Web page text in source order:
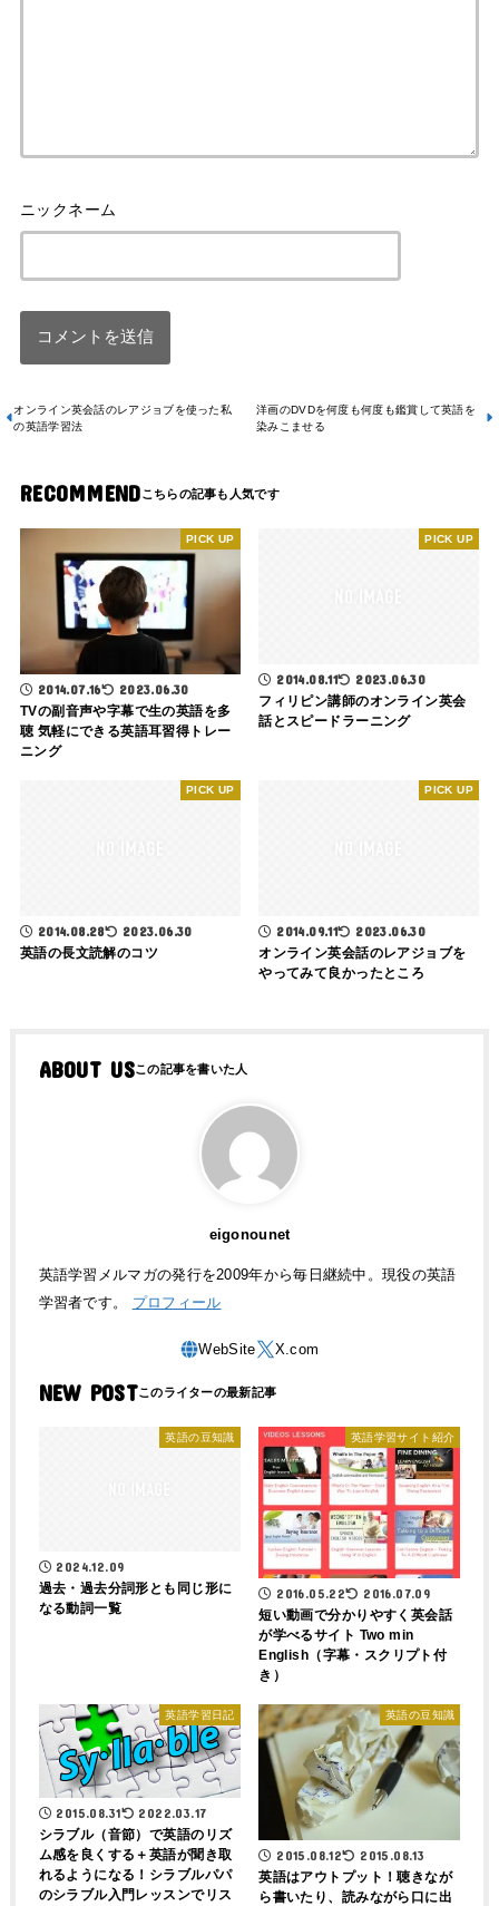
オンライン英会話のレアジョブを使った私
の英語学習法
洋画のDVDを何度も何度も鑑賞して英語を
染みこませる
RECOMMEND
2014.07.16 2023.06.30
TVの副音声や字幕で生の英語を多
聴 気軽にできる英語耳習得トレー
ニング
2014.08.11 2023.06.30
フィリピン講師のオンライン英会
話とスピードラーニング
2014.08.28 2023.06.30
英語の長文読解のコツ
2014.09.11 2023.06.30
オンライン英会話のレアジョブを
やってみて良かったところ
ABOUT US
eigonounet
英語学習メルマガの発行を2009年から毎日継続中。現役の英語
学習者です。 プロフィール
NEW POST
英語の豆知識
2024.12.09
過去・過去分詞形とも同じ形に
なる動詞一覧
英語学習サイト紹介
2016.05.22 2016.07.09
短い動画で分かりやすく英会話
が学べるサイト Two min
English（字幕・スクリプト付
き）
英語学習日記
2015.08.31 2022.03.17
シラブル（音節）で英語のリズ
ム感を良くする＋英語が聞き取
れるようになる！シラブルパパ
のシラブル入門レッスンでリス
英語の豆知識
2015.08.12 2015.08.13
英語はアウトプット！聴きなが
ら書いたり、読みながら口に出